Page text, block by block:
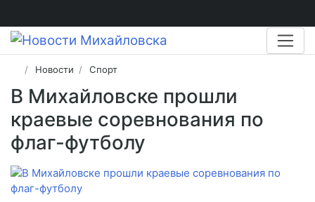
Новости Спорт
В Михайловске прошли
краевые соревнования по
флаг-футболу